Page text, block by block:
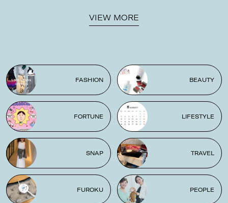
VIEW MORE
FASHION BEAUTY
FORTUNE LIFESTYLE
SNAP TRAVEL
FUROKU PEOPLE